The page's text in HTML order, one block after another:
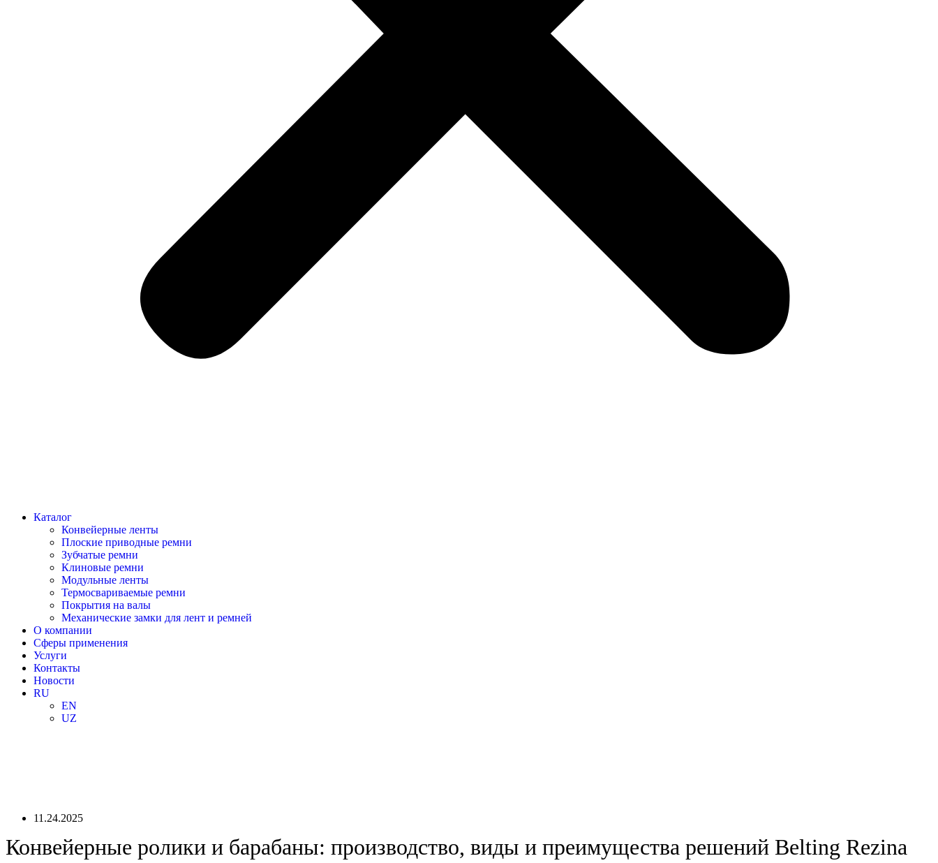
Каталог
Конвейерные ленты
Плоские приводные ремни
Зубчатые ремни
Клиновые ремни
Модульные ленты
Термосвариваемые ремни
Покрытия на валы
Механические замки для лент и ремней
О компании
Сферы применения
Услуги
Контакты
Новости
RU
EN
UZ
11.24.2025
Конвейерные ролики и барабаны: производство, виды и преимущества решений Belting Rezina